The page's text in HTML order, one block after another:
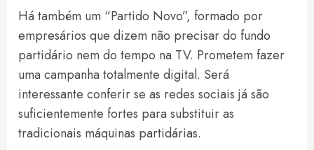
Há também um “Partido Novo”, formado por
empresários que dizem não precisar do fundo
partidário nem do tempo na TV. Prometem fazer
uma campanha totalmente digital. Será
interessante conferir se as redes sociais já são
suficientemente fortes para substituir as
tradicionais máquinas partidárias.